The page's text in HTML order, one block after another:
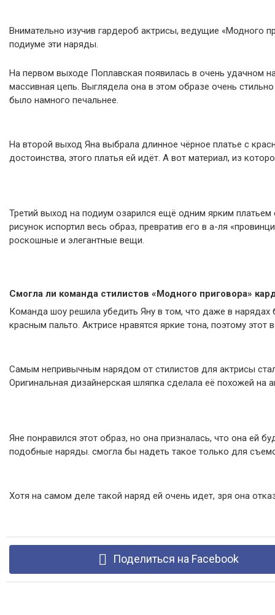
Внимательно изучив гардероб актрисы, ведущие «Модного
подиуме эти наряды.
На первом выходе Поплавская появилась в очень удачном
массивная цепь. Выглядела она в этом образе очень
было намного печальнее.
На второй выход Яна выбрала длинное чёрное платье с
достоинства, этого платья ей идёт. А вот материал, из
Третий выход на подиум озарился ещё одним ярким
рисунок испортил весь образ, превратив его в а-ля
роскошные и элегантные вещи.
Смогла ли команда стилистов «Модного приговора»
Команда шоу решила убедить Яну в том, что даже в нарядах
красным пальто. Актрисе нравятся яркие тона, поэтому
Самым непривычным нарядом от стилистов для актрисы
Оригинальная дизайнерская шляпка сделала её похожей на
Яне понравился этот образ, но она призналась, что она ей
подобные наряды. смогла бы надеть такое только для
Хотя на самом деле такой наряд ей очень идет, зря она
Поделиться на Facebook